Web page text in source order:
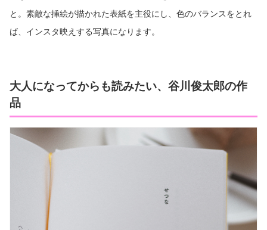
と。素敵な挿絵が描かれた表紙を主役にし、色のバランスをとれ
ば、インスタ映えする写真になります。
大人になってからも読みたい、谷川俊太郎の作
品